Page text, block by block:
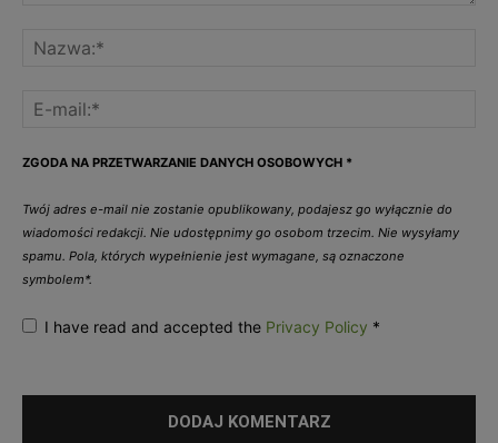
ZGODA NA PRZETWARZANIE DANYCH OSOBOWYCH *
Twój adres e-mail nie zostanie opublikowany, podajesz go wyłącznie do
wiadomości redakcji. Nie udostępnimy go osobom trzecim. Nie wysyłamy
spamu. Pola, których wypełnienie jest wymagane, są oznaczone
symbolem*.
I have read and accepted the Privacy Policy *